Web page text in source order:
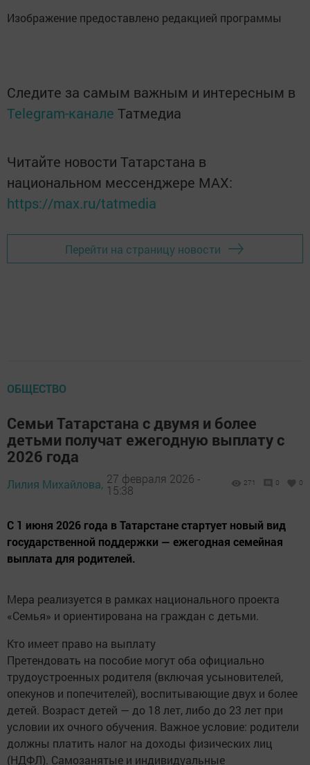
Изображение предоставлено редакцией программы
Следите за самым важным и интересным в
Telegram-канале Татмедиа
Читайте новости Татарстана в
национальном мессенджере MАХ:
https://max.ru/tatmedia
Перейти на страницу новости
ОБЩЕСТВО
Семьи Татарстана с двумя и более
детьми получат ежегодную выплату с
2026 года
Лилия Михайлова, 27 февраля 2026 -
15:38
271 0 0
С 1 июня 2026 года в Татарстане стартует новый вид
государственной поддержки — ежегодная семейная
выплата для родителей.
Мера реализуется в рамках национального проекта
«Семья» и ориентирована на граждан с детьми.
Кто имеет право на выплату
Претендовать на пособие могут оба официально
трудоустроенных родителя (включая усыновителей,
опекунов и попечителей), воспитывающие двух и более
детей. Возраст детей — до 18 лет, либо до 23 лет при
условии их очного обучения. Важное условие: родители
должны платить налог на доходы физических лиц
(НДФЛ). Самозанятые и индивидуальные